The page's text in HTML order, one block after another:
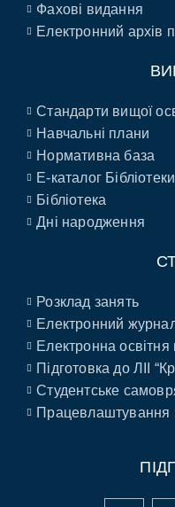
Фахові видання
Електронний архів
Стандарти вищої
Навчальні плани
Нормативна база
E-каталог Бібліотеки
Бібліотека
Дні народження
Розклад занять
Електронний
Електронна
Підготовка до ЛІІ
Студентське
Працевлаштування